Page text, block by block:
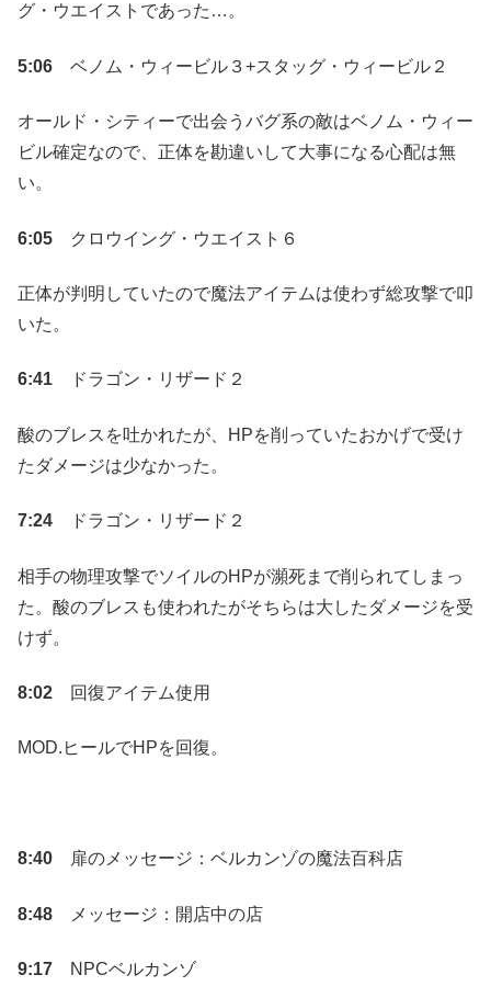
グ・ウエイストであった…。
5:06 ベノム・ウィービル３+スタッグ・ウィービル２
オールド・シティーで出会うバグ系の敵はベノム・ウィー
ビル確定なので、正体を勘違いして大事になる心配は無
い。
6:05 クロウイング・ウエイスト６
正体が判明していたので魔法アイテムは使わず総攻撃で叩
いた。
6:41 ドラゴン・リザード２
酸のブレスを吐かれたが、HPを削っていたおかげで受け
たダメージは少なかった。
7:24 ドラゴン・リザード２
相手の物理攻撃でソイルのHPが瀕死まで削られてしまっ
た。酸のブレスも使われたがそちらは大したダメージを受
けず。
8:02 回復アイテム使用
MOD.ヒールでHPを回復。
8:40 扉のメッセージ：ベルカンゾの魔法百科店
8:48 メッセージ：開店中の店
9:17 NPCベルカンゾ